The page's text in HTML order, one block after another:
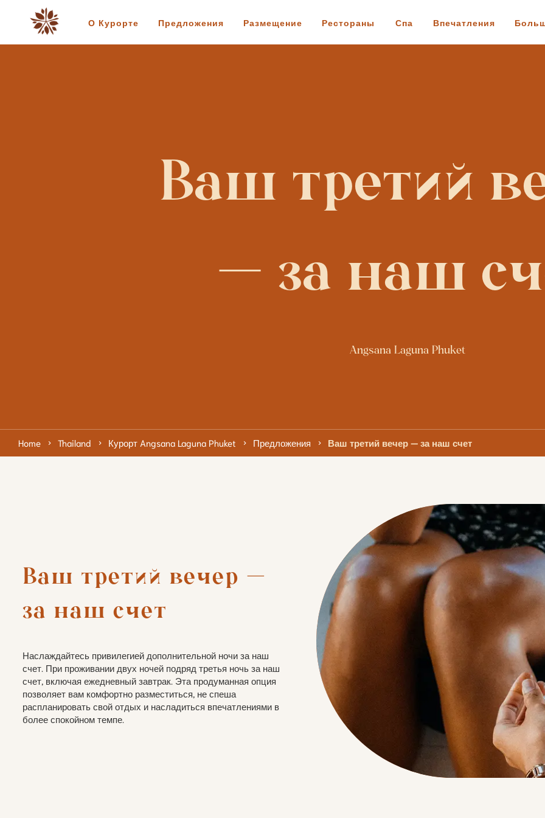
О Курорте Предложения Размещение Рестораны Спа Впечатления
Ваш третий
— за наш
Angsana Laguna Phuket
Home Thailand Курорт Angsana Laguna Phuket Предложения Ваш третий вечер — за наш счет
Ваш третий вечер —
за наш счет
Наслаждайтесь привилегией дополнительной ночи за наш
счет. При проживании двух ночей подряд третья ночь за наш
счет, включая ежедневный завтрак. Эта продуманная опция
позволяет вам комфортно разместиться, не спеша
распланировать свой отдых и насладиться впечатлениями в
более спокойном темпе.